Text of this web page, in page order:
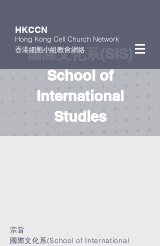
HKCCN
Hong Kong Cell Church Network
香港細胞小組教會網絡
國際文化系(SIS)
School of
International
Studies
宗旨
國際文化系(School of International